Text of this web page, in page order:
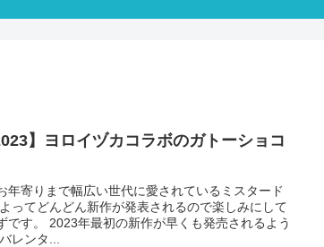
】ヨロイヅカコラボのガトーショコ
年寄りまで幅広い世代に愛されているミスタード
ってどんどん新作が発表されるので楽しみにして
です。 2023年最初の新作が早くも発売されるよう
レンタ...